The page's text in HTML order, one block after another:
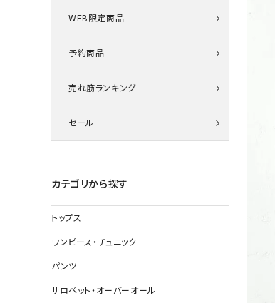
WEB限定商品
予約商品
売れ筋ランキング
セール
カテゴリから探す
トップス
ワンピース・チュニック
パンツ
サロペット・オーバーオール